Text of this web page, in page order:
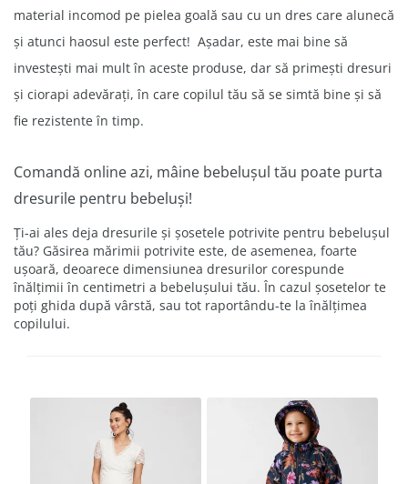
material incomod pe pielea goală sau cu un dres care alunecă
și atunci haosul este perfect! Așadar, este mai bine să
investești mai mult în aceste produse, dar să primești dresuri
și ciorapi adevărați, în care copilul tău să se simtă bine și să
fie rezistente în timp.
Comandă online azi, mâine bebelușul tău poate purta
dresurile pentru bebeluși!
Ți-ai ales deja dresurile și șosetele potrivite pentru bebelușul
tău? Găsirea mărimii potrivite este, de asemenea, foarte
ușoară, deoarece dimensiunea dresurilor corespunde
înălțimii în centimetri a bebelușului tău. În cazul șosetelor te
poți ghida după vârstă, sau tot raportându-te la înălțimea
copilului.